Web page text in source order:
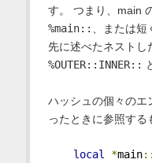
す。 つまり、main
%main::
、または短
先に述べたネストし
%OUTER::INNER::
ハッシュの個々のエ
ったときに参照する
local *main::